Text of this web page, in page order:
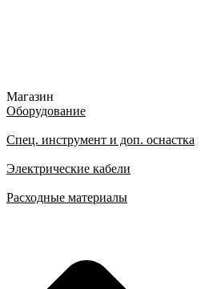
Магазин
Оборудование
Спец. инструмент и доп. оснастка
Электрические кабели
Расходные материалы